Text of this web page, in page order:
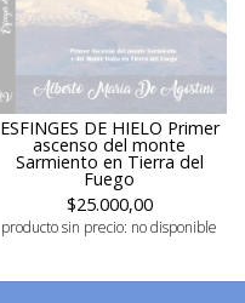
ESFINGES DE HIELO Primer
ascenso del monte
Sarmiento en Tierra del
Fuego
$25.000,00
producto sin precio: no disponible